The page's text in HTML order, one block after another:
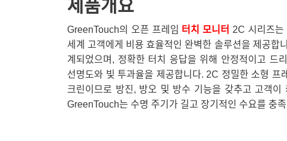
제품개요
GreenTouch의 오픈 프레임 터치 모니터 2C 시리즈는
세계 고객에게 비용 효율적인 완벽한 솔루션을 제공합
계되었으며, 정확한 터치 응답을 위해 안정적이고 드
선명도와 빛 투과율을 제공합니다. 2C 정밀한 소형 프
크린이므로 방진, 방오 및 방수 기능을 갖추고 고객이
GreenTouch는 수명 주기가 길고 장기적인 수요를 충